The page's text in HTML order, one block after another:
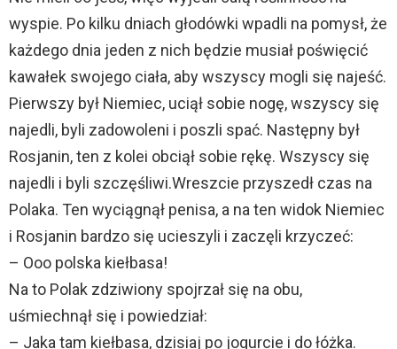
wyspie. Po kilku dniach głodówki wpadli na pomysł, że
każdego dnia jeden z nich będzie musiał poświęcić
kawałek swojego ciała, aby wszyscy mogli się najeść.
Pierwszy był Niemiec, uciął sobie nogę, wszyscy się
najedli, byli zadowoleni i poszli spać. Następny był
Rosjanin, ten z kolei obciął sobie rękę. Wszyscy się
najedli i byli szczęśliwi.Wreszcie przyszedł czas na
Polaka. Ten wyciągnął penisa, a na ten widok Niemiec
i Rosjanin bardzo się ucieszyli i zaczęli krzyczeć:
– Ooo polska kiełbasa!
Na to Polak zdziwiony spojrzał się na obu,
uśmiechnął się i powiedział:
– Jaka tam kiełbasa, dzisiaj po jogurcie i do łóżka.